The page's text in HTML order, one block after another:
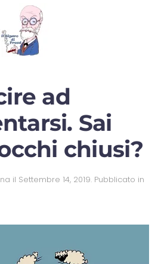
ad
Sai
chiusi?
il Settembre 14, 2019. Pubblicato in